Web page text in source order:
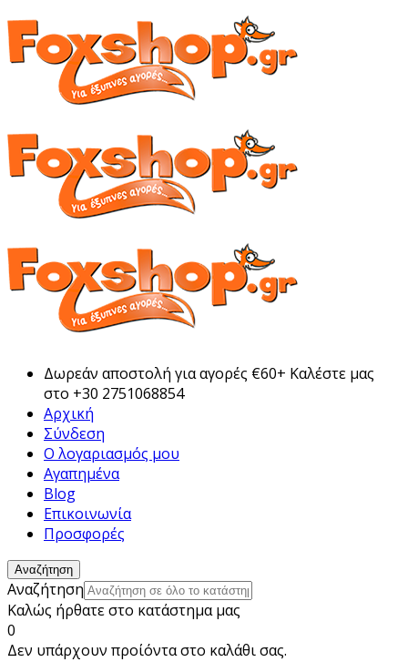
Δωρεάν αποστολή για αγορές €60+ Καλέστε μας
στο +30 2751068854
Αρχική
Σύνδεση
Ο λογαριασμός μου
Αγαπημένα
Blog
Επικοινωνία
Προσφορές
Αναζήτηση
Αναζήτηση
Καλώς ήρθατε στο κατάστημα μας
0
Δεν υπάρχουν προίόντα στο καλάθι σας.